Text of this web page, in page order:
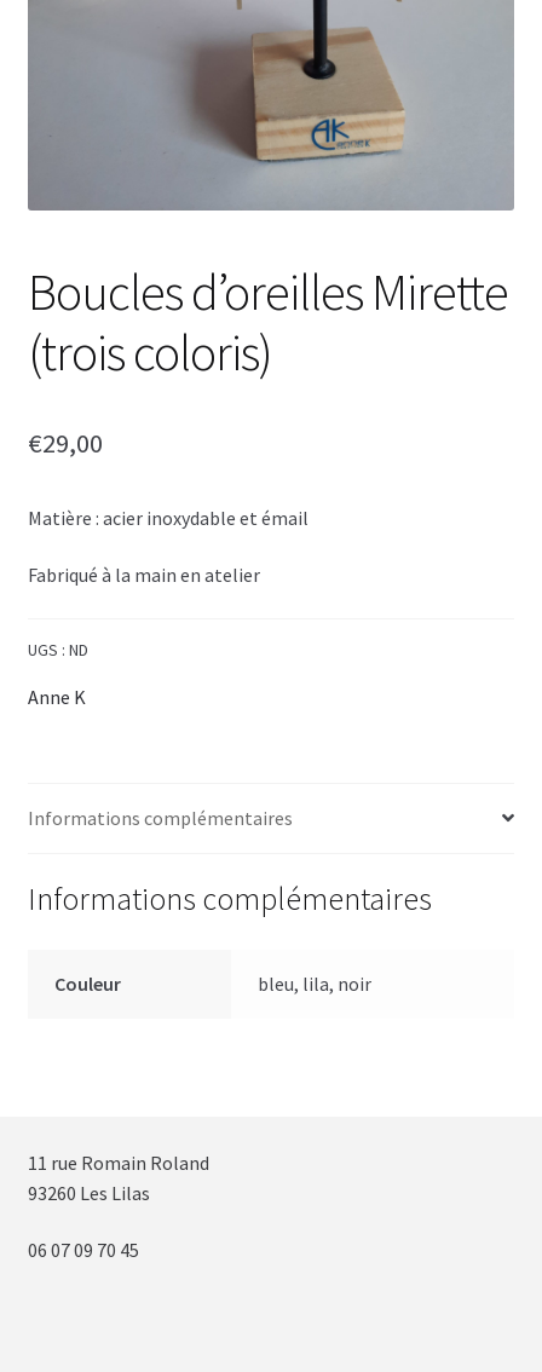
Boucles d’oreilles Mirette
(trois coloris)
€29,00
Matière : acier inoxydable et émail
Fabriqué à la main en atelier
UGS : ND
Anne K
Informations complémentaires
Informations complémentaires
Couleur bleu, lila, noir
11 rue Romain Roland
93260 Les Lilas
06 07 09 70 45